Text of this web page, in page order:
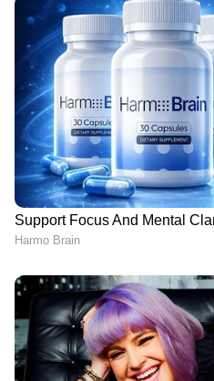
DOWNLOAD APP
RECOMMENDED STORIES